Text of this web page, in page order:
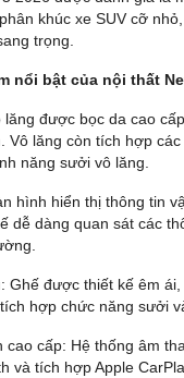
khúc xe SUV cỡ
trọng.
nổi bật của nội thất
lăng được bọc da cao
Vô lăng còn tích hợp
năng sưởi vô lăng.
hình hiển thị thông tin
dễ dàng quan sát các
Ghế được thiết kế êm
hợp chức năng sưởi
cao cấp: Hệ thống âm
và tích hợp Apple